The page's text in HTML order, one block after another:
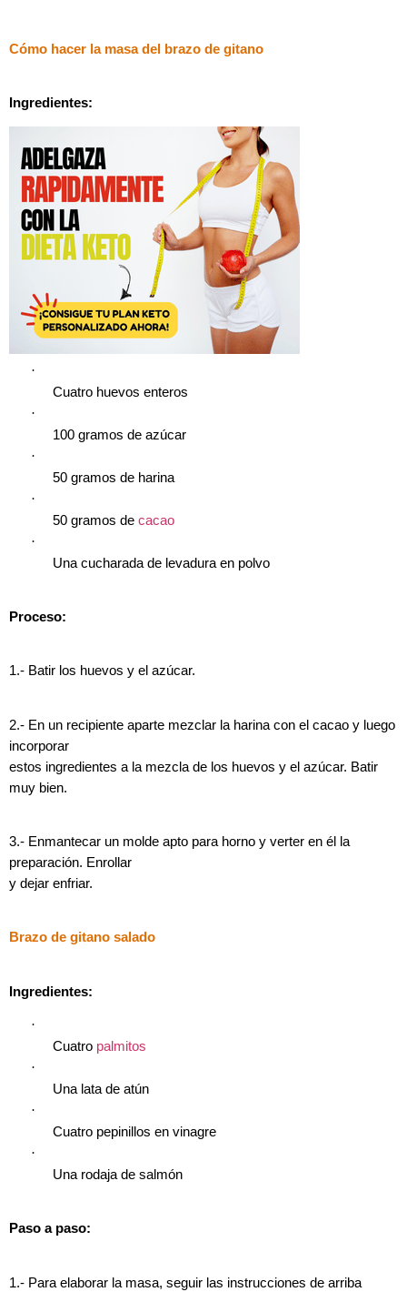
Cómo hacer la masa del brazo de gitano
Ingredientes:
·
Cuatro huevos enteros
·
100 gramos de azúcar
·
50 gramos de harina
·
50 gramos de cacao
·
Una cucharada de levadura en polvo
Proceso:
1.- Batir los huevos y el azúcar.
2.- En un recipiente aparte mezclar la harina con el cacao y luego
incorporar
estos ingredientes a la mezcla de los huevos y el azúcar. Batir
muy bien.
3.- Enmantecar un molde apto para horno y verter en él la
preparación. Enrollar
y dejar enfriar.
Brazo de gitano salado
Ingredientes:
·
Cuatro palmitos
·
Una lata de atún
·
Cuatro pepinillos en vinagre
·
Una rodaja de salmón
Paso a paso:
1.- Para elaborar la masa, seguir las instrucciones de arriba